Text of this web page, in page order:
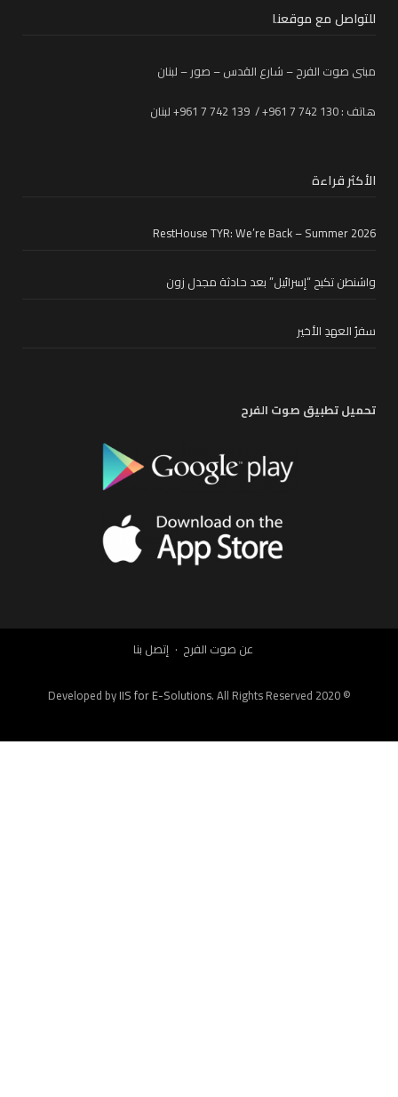
للتواصل مع موقعنا
مبنى صوت الفرح – شارع القدس – صور – لبنان
هاتف : 130 742 7 961+ / 139 742 7 961+ لبنان
الأكثر قراءة
RestHouse TYR: We’re Back – Summer 2026
واشنطن تكبح “إسرائيل” بعد حادثة مجدل زون
سفرُ العهدِ الأخير
تحميل تطبيق صوت الفرح
عن صوت الفرح إتصل بنا
© Developed by
IIS for E-Solutions. All Rights Reserved 2020